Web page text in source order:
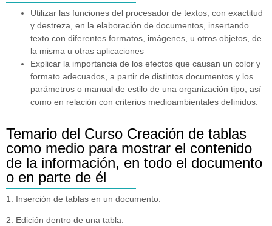
Utilizar las funciones del procesador de textos, con exactitud
y destreza, en la elaboración de documentos, insertando
texto con diferentes formatos, imágenes, u otros objetos, de
la misma u otras aplicaciones
Explicar la importancia de los efectos que causan un color y
formato adecuados, a partir de distintos documentos y los
parámetros o manual de estilo de una organización tipo, así
como en relación con criterios medioambientales definidos.
Temario del Curso Creación de tablas
como medio para mostrar el contenido
de la información, en todo el documento
o en parte de él
1. Inserción de tablas en un documento.
2. Edición dentro de una tabla.